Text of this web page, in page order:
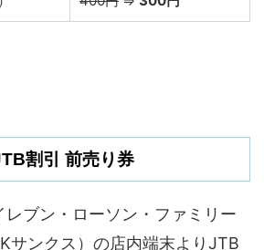
割引 前売り券
レブン・ローソン・ファミリー
サンクス）の店内端末よりJTB